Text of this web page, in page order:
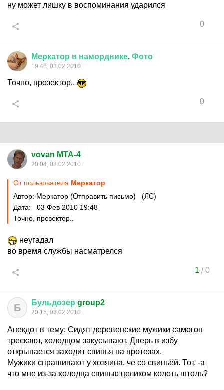
ну может лишку в воспоминания ударился
0
Меркатор в наморднике. Фото
19:48, 03.02.2010
Точно, прозектор..
0
vovan MTA-4
20:04, 03.02.2010
От пользователя Меркатор
Автор: Меркатор (Отправить письмо) (ЛС)
Дата: 03 Фев 2010 19:48
Точно, прозектор..
неугадал
во время службы насматрелся
1 /0
Б Бульдозер group2
20:15, 03.02.2010
Анекдот в тему: Сидят деревенские мужики самогон
трескают, холодцом закусывают. Дверь в избу
открывается заходит свинья на протезах.
Мужики спрашивают у хозяина, че со свиньёй. Тот, -а
что мне из-за холодца свинью целиком колоть штоль?